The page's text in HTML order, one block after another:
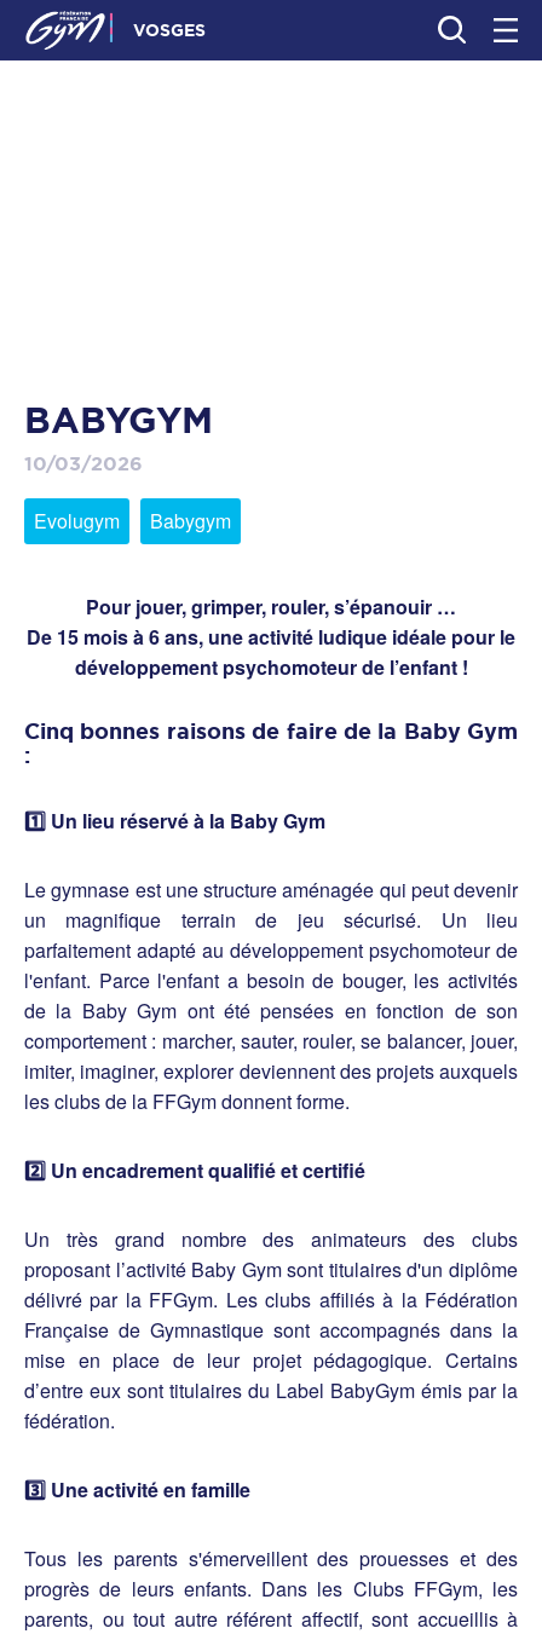
VOSGES
BABYGYM
10/03/2026
Evolugym Babygym
Pour jouer, grimper, rouler, s’épanouir …
De 15 mois à 6 ans, une activité ludique idéale pour le
développement psychomoteur de l’enfant !
Cinq bonnes raisons de faire de la Baby Gym
:
1️⃣ Un lieu réservé à la Baby Gym
Le gymnase est une structure aménagée qui peut devenir
un magnifique terrain de jeu sécurisé. Un lieu
parfaitement adapté au développement psychomoteur de
l'enfant. Parce l'enfant a besoin de bouger, les activités
de la Baby Gym ont été pensées en fonction de son
comportement : marcher, sauter, rouler, se balancer, jouer,
imiter, imaginer, explorer deviennent des projets auxquels
les clubs de la FFGym donnent forme.
2️⃣ Un encadrement qualifié et certifié
Un très grand nombre des animateurs des clubs
proposant l’activité Baby Gym sont titulaires d'un diplôme
délivré par la FFGym. Les clubs affiliés à la Fédération
Française de Gymnastique sont accompagnés dans la
mise en place de leur projet pédagogique. Certains
d’entre eux sont titulaires du Label BabyGym émis par la
fédération.
3️⃣ Une activité en famille
Tous les parents s'émerveillent des prouesses et des
progrès de leurs enfants. Dans les Clubs FFGym, les
parents, ou tout autre référent affectif, sont accueillis à